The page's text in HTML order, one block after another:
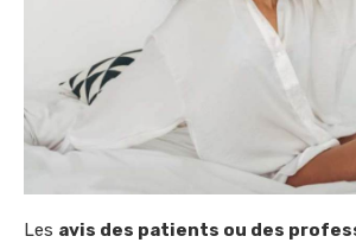
Les avis des patients ou des